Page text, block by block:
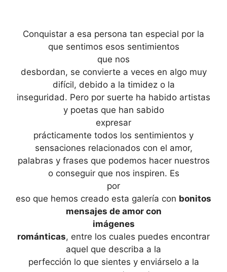
Conquistar a esa persona tan especial por la
que sentimos esos sentimientos
que nos
desbordan, se convierte a veces en algo muy
difícil, debido a la timidez o la
inseguridad. Pero por suerte ha habido artistas
y poetas que han sabido
expresar
prácticamente todos los sentimientos y
sensaciones relacionados con el amor,
palabras y frases que podemos hacer nuestros
o conseguir que nos inspiren. Es
por
eso que hemos creado esta galería con bonitos
mensajes de amor con
imágenes
románticas, entre los cuales puedes encontrar
aquel que describa a la
perfección lo que sientes y enviárselo a la